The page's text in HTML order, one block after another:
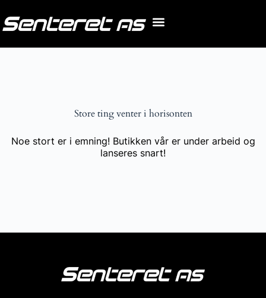
Store ting venter i horisonten
Noe stort er i emning! Butikken vår er under arbeid og
lanseres snart!